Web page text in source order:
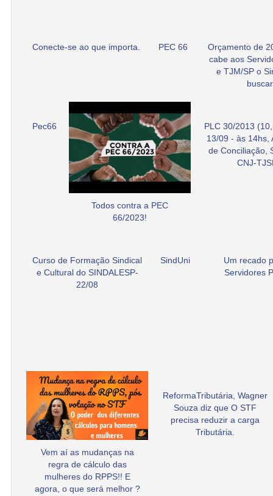
Conecte-se ao que importa. PEC 66
Orçamento de
cabe aos
e TJM/SP o
Pec66
Todos contra a PEC
66/2023!
PLC 30/2013
13/09 - às 14hs,
de Conciliação,
CNJ-
Curso de Formação Sindical
e Cultural do SINDALESP-
22/08
SindUni
Um recado
Servidores
Vem aí as mudanças na
regra de cálculo das
mulheres do RPPS!! E
agora, o que será melhor ?
ReformaTributária, Wagner
Souza diz que O STF
precisa reduzir a carga
Tributária.